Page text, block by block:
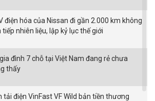
điện hóa của Nissan đi gần 2.000 km không
tiếp nhiên liệu, lập kỷ lục thế giới
đình 7 chỗ tại Việt Nam đang rẻ chưa
thấy
tải điện VinFast VF Wild bản tiền thương